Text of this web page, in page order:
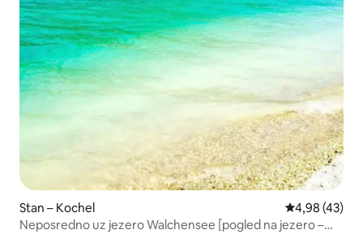
Stan – Kochel Prosječna
4,98 (43)
Neposredno uz jezero Walchensee [pogled na jezero –